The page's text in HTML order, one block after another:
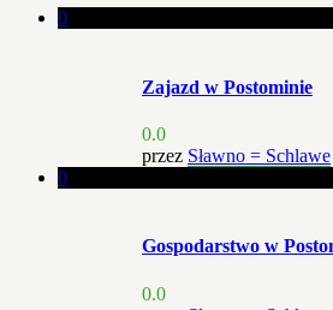
0
Zajazd w Postominie
0.0
przez Sławno = Schlawe
0
Gospodarstwo w
0.0